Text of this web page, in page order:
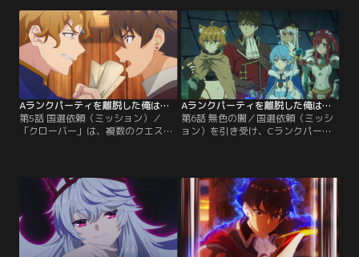
にそのクエストを成功させたこと
は、配信を通じて大きな話題とな
る。その後、冒険者ギルドを管轄す
るギルドマスター・ベンウッドから
呼び出しを受けたユークたちは、パ
ーティのCランク昇格と…。
する役割を兼ね、アイオーン遺跡迷
宮へ向かう。今回のクエストは、遺
跡迷宮の地下第四階層にあるアウ＝
ドレッド廃棄都市迷宮の入口に到達
すること。そんな「クローバー」の
前に、ダークエルフのシルクと…。
Aランクパーティを離脱した俺は、元教え子たちと迷宮深部を目指す。 第05話
第5話 国選依頼（ミッション）／
「クローバー」は、複数のクエスト
件を内見し、ユークたちは2階建て
のアパートメントを購入すること
に。その頃、ユークが離脱したAラ
ンクパーティ「サンダーパイク」
は、度重なるクエストの失敗でラン
ク降格の危機に立たされていた。
Aランクパーティを離脱した俺は、元教え子たちと迷宮深部を目指す。 第06話
第6話 無色の闇／国選依頼（ミッシ
ョン）を引き受け、Cランクパーテ
を引き連れ、ついに「無色の闇」へ
と足を踏み入れる。キャメラット君
で生配信しながら、ときにモンスタ
ーにも対処しつつ慎重に進んでいく
「クローバー」。第二階層に続く階
段まで調査が完了し…。